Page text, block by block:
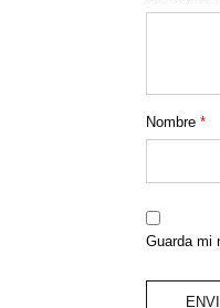
Nombre *
Guarda mi